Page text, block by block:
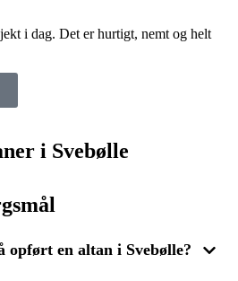
i dag. Det er hurtigt, nemt og helt
i Svebølle
opført en altan i Svebølle?